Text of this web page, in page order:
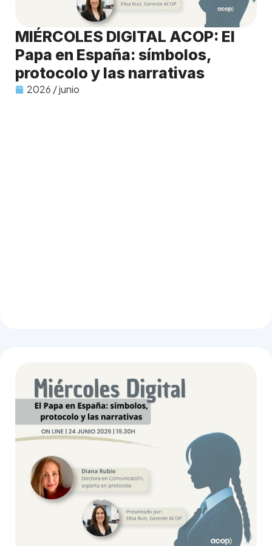
MIÉRCOLES DIGITAL ACOP: El
Papa en España: símbolos,
protocolo y las narrativas
2026 / junio